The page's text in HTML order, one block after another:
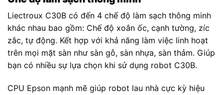
Liectroux C30B có đến 4 chế độ làm sạch thông minh
khác nhau bao gồm: Chế độ xoắn ốc, cạnh tường, zíc
zắc, tự động. Kết hợp với khả năng làm việc linh hoạt
trên mọi mặt sàn như sàn gỗ, sàn nhựa, sàn thảm. Giúp
bạn có nhiều sự lựa chọn khi sử dụng robot C30B.
CPU Epson mạnh mẽ giúp robot lau nhà cực kỳ hiệu